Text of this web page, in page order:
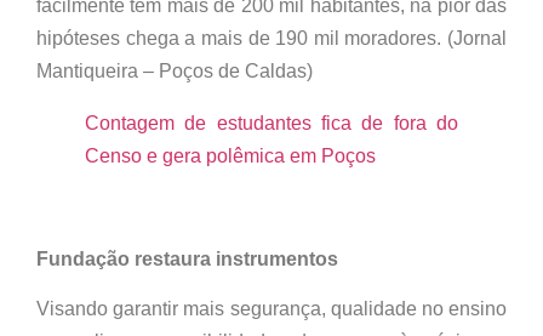
facilmente tem mais de 200 mil habitantes, na pior das
hipóteses chega a mais de 190 mil moradores. (Jornal
Mantiqueira – Poços de Caldas)
Contagem de estudantes fica de fora do
Censo e gera polêmica em Poços
Fundação restaura instrumentos
Visando garantir mais segurança, qualidade no ensino